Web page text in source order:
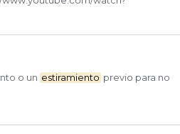
o un estiramiento previo para no